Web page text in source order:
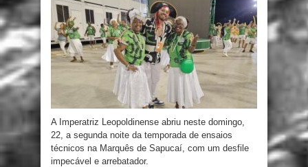
A Imperatriz Leopoldinense abriu neste domingo,
22, a segunda noite da temporada de ensaios
técnicos na Marquês de Sapucaí, com um desfile
impecável e arrebatador.